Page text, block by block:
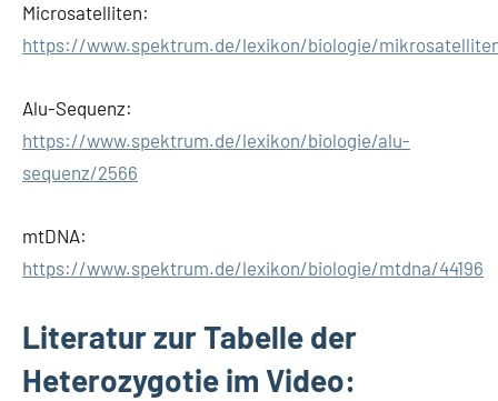
Microsatelliten:
https://www.spektrum.de/lexikon/biologie/
Alu-Sequenz:
https://www.spektrum.de/lexikon/biologie/alu-
sequenz/2566
mtDNA:
https://www.spektrum.de/lexikon/biologie/mtdna/44196
Literatur zur Tabelle der
Heterozygotie im Video: